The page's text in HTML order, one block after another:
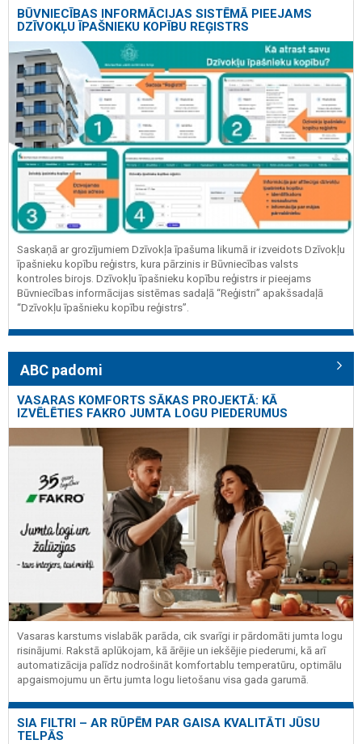
BŪVNIECĪBAS INFORMĀCIJAS SISTĒMĀ PIEEJAMS
DZĪVOKĻU ĪPAŠNIEKU KOPĪBU REĢISTRS
Saskaņā ar grozījumiem Dzīvokļa īpašuma likumā ir izveidots Dzīvokļu
īpašnieku kopību reģistrs, kura pārzinis ir Būvniecības valsts
kontroles birojs. Dzīvokļu īpašnieku kopību reģistrs ir pieejams
Būvniecības informācijas sistēmas sadaļā “Reģistri” apakšsadaļā
“Dzīvokļu īpašnieku kopību reģistrs”.
ABC padomi
VASARAS KOMFORTS SĀKAS PROJEKTĀ: KĀ
IZVĒLĒTIES FAKRO JUMTA LOGU PIEDERUMUS
Vasaras karstums vislabāk parāda, cik svarīgi ir pārdomāti jumta logu
risinājumi. Rakstā aplūkojam, kā ārējie un iekšējie piederumi, kā arī
automatizācija palīdz nodrošināt komfortablu temperatūru, optimālu
apgaismojumu un ērtu jumta logu lietošanu visa gada garumā.
SIA FILTRI – AR RŪPĒM PAR GAISA KVALITĀTI JŪSU
TELPĀS